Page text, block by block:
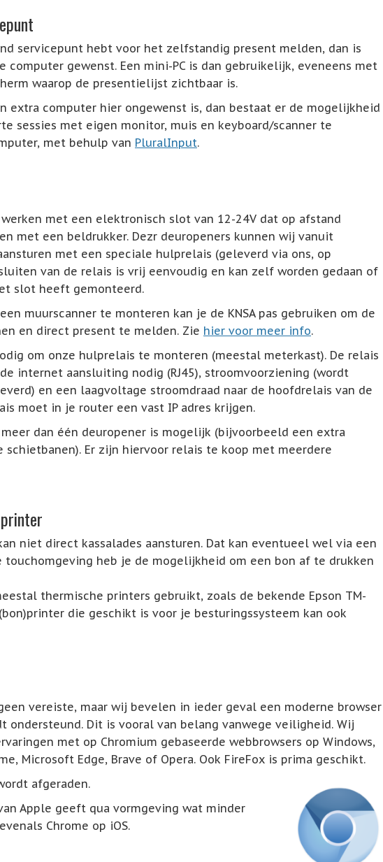
servicepunt hebt voor het zelfstandig present melden, dan is
computer gewenst. Een mini-PC is dan gebruikelijk, eveneens met
waarop de presentielijst zichtbaar is.
extra computer hier ongewenst is, dan bestaat er de mogelijkheid
sessies met eigen monitor, muis en keyboard/scanner te
met behulp van PluralInput.
met een elektronisch slot van 12-24V dat op afstand
met een beldrukker. Dezr deuropeners kunnen wij vanuit
met een speciale hulprelais (geleverd via ons, op
van de relais is vrij eenvoudig en kan zelf worden gedaan of
slot heeft gemonteerd.
muurscanner te monteren kan je de KNSA pas gebruiken om de
en direct present te melden. Zie hier voor meer info.
om onze hulprelais te monteren (meestal meterkast). De relais
internet aansluiting nodig (RJ45), stroomvoorziening (wordt
en een laagvoltage stroomdraad naar de hoofdrelais van de
moet in je router een vast IP adres krijgen.
dan één deuropener is mogelijk (bijvoorbeeld een extra
schietbanen). Er zijn hiervoor relais te koop met meerdere
niet direct kassalades aansturen. Dat kan eventueel wel via een
touchomgeving heb je de mogelijkheid om een bon af te drukken
thermische printers gebruikt, zoals de bekende Epson TM-
die geschikt is voor je besturingssysteem kan ook
vereiste, maar wij bevelen in ieder geval een moderne browser
ondersteund. Dit is vooral van belang vanwege veiligheid. Wij
met op Chromium gebaseerde webbrowsers op Windows,
Microsoft Edge, Brave of Opera. Ook FireFox is prima geschikt.
afgeraden.
Apple geeft qua vormgeving wat minder
Chrome op iOS.